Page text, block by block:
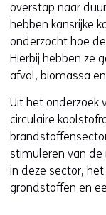
overstap naar
hebben kansrijke
onderzocht hoe
Hierbij hebben ze
afval, biomassa
Uit het onderzoek
circulaire
stimuleren van de
in deze sector,
grondstoffen en